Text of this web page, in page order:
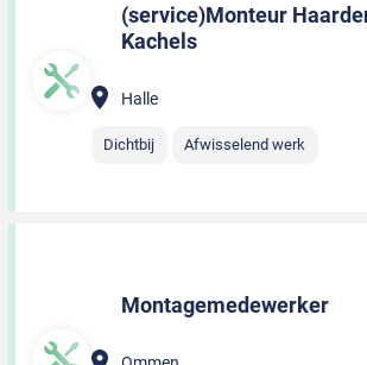
(service)Monteur
Kachels
Halle
Dichtbij Afwisselend werk
Montagemedewerker